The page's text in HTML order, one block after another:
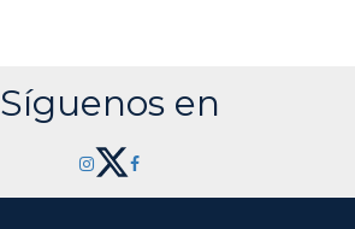
Síguenos en